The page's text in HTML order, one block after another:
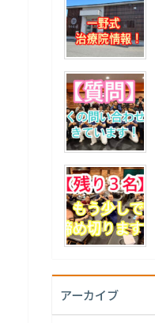
アーカイブ